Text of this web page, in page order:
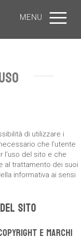
MENU
di utilizzare i
che l’utente
l’uso del sito e che
al trattamento dei suoi
informativa ai sensi
sito
e Marchi